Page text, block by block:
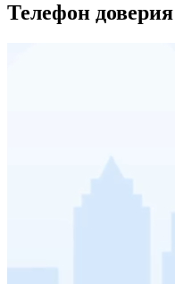
Телефон доверия